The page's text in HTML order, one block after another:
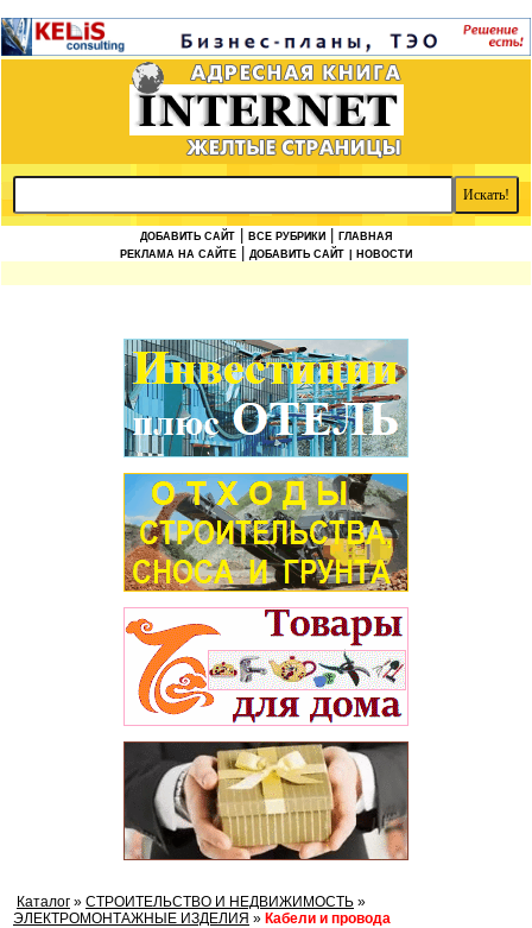
ДОБАВИТЬ САЙТ ВСЕ РУБРИКИ
ГЛАВНАЯ
РЕКЛАМА НА САЙТЕ
ДОБАВИТЬ САЙТ | НОВОСТИ
Каталог » СТРОИТЕЛЬСТВО И НЕДВИЖИМОСТЬ »
ЭЛЕКТРОМОНТАЖНЫЕ ИЗДЕЛИЯ » Кабели и провода